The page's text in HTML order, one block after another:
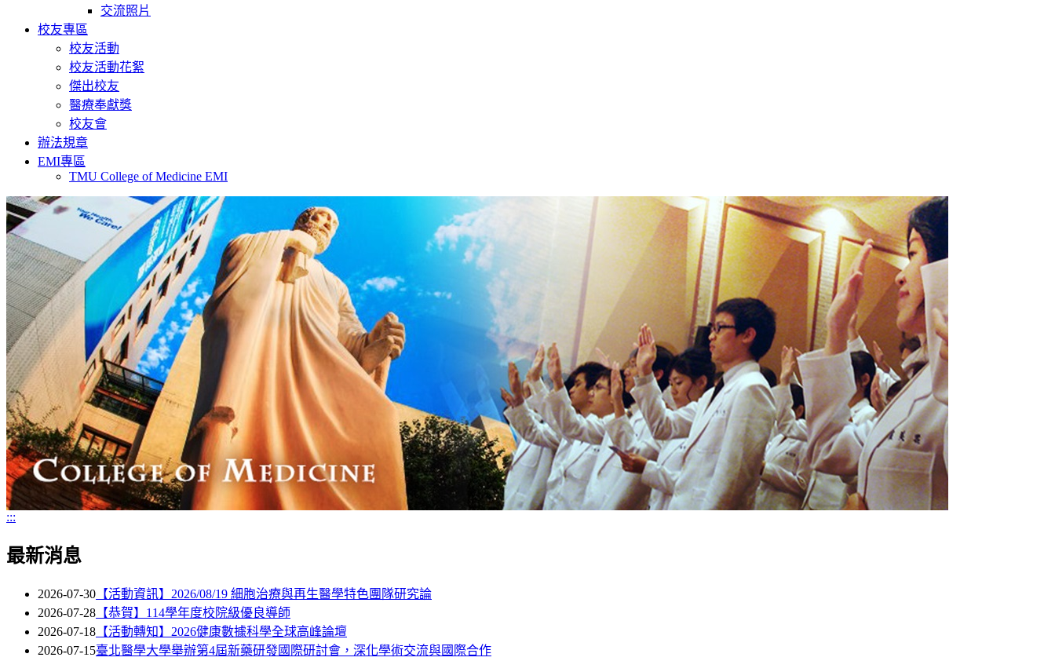
交流照片
校友專區
校友活動
校友活動花絮
傑出校友
醫療奉獻獎
校友會
辦法規章
EMI專區
TMU College of Medicine EMI
:::
最新消息
2026-07-30 【活動資訊】2026/08/19 細胞治療與再生醫學特色團隊研究論
2026-07-28 【恭賀】114學年度校院級優良導師
2026-07-18 【活動轉知】2026健康數據科學全球高峰論壇
2026-07-15臺北醫學大學舉辦第4屆新藥研發國際研討會，深化學術交流與國際合作